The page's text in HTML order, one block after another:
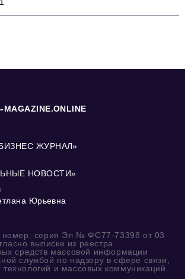
MAGAZINE.ONLINE
ЖУРНАЛ»
НОВОСТИ»
Юрьевна
номер: серия Эл № ФС77-73398 от 03
выписке из реестра
средств массовой информации
службой по надзору в сфере связи,
и массовых коммуникаций.